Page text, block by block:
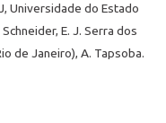
Universidade do Estado
E. J. Serra dos
de Janeiro), A. Tapsoba.